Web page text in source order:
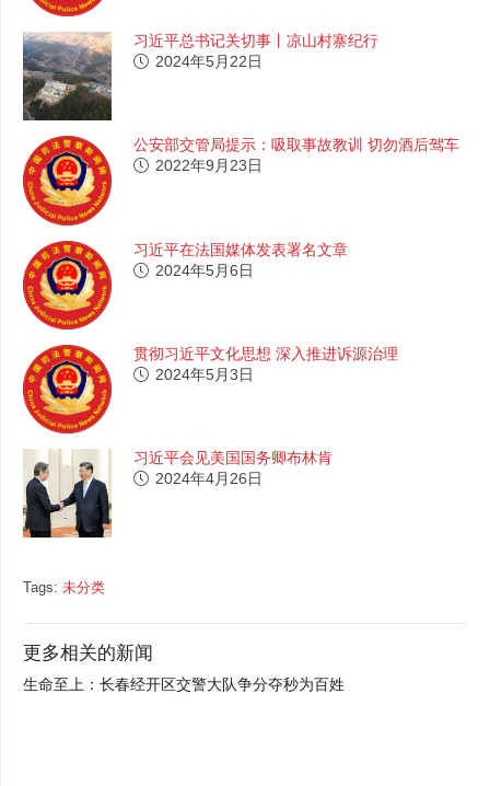
习近平总书记关切事丨凉山村寨纪行
2024年5月22日
公安部交管局提示：吸取事故教训 切勿酒后驾车
2022年9月23日
习近平在法国媒体发表署名文章
2024年5月6日
贯彻习近平文化思想 深入推进诉源治理
2024年5月3日
习近平会见美国国务卿布林肯
2024年4月26日
Tags: 未分类
更多相关的新闻
生命至上：长春经开区交警大队争分夺秒为百姓